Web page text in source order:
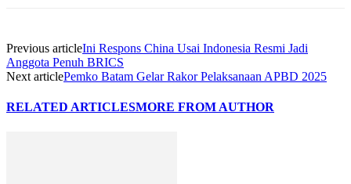
Previous articleIni Respons China Usai Indonesia Resmi Jadi
Anggota Penuh BRICS
Next articlePemko Batam Gelar Rakor Pelaksanaan APBD 2025
RELATED ARTICLESMORE FROM AUTHOR